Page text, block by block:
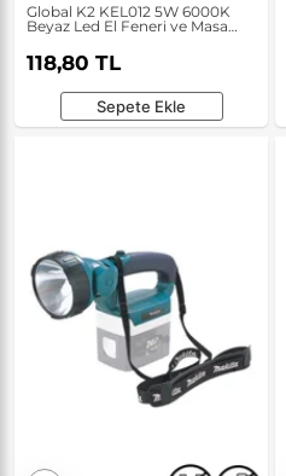
Global K2 KEL012 5W 6000K
Beyaz Led El Feneri ve Masa
Lambası
118,80 TL
Sepete Ekle